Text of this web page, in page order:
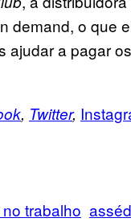
demand, o que
ajudar a pagar
, Twitter,
trabalho